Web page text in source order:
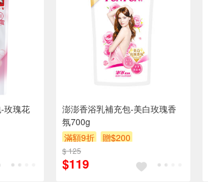
玫瑰花
澎澎香浴乳補充包-美白玫瑰香
氛700g
滿額9折
贈$200
$ 125
$119